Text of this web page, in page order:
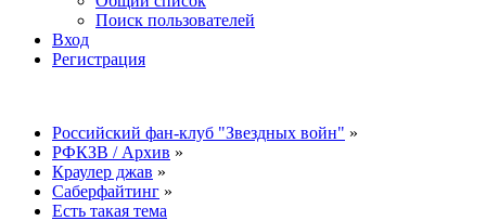
Поиск пользователей
Вход
Регистрация
Российский фан-клуб "Звездных войн" »
РФКЗВ / Архив »
Краулер джав »
Саберфайтинг »
Есть такая тема